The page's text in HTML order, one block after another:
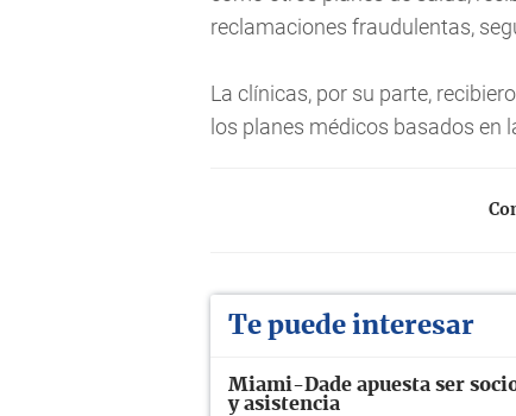
reclamaciones fraudulentas,
La clínicas, por su parte,
los planes médicos basados en
Te puede interesar
Miami-Dade apuesta ser
y asistencia